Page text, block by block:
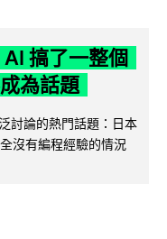
搞了一整個
為話題
討論的熱門話題：日本
沒有編程經驗的情況